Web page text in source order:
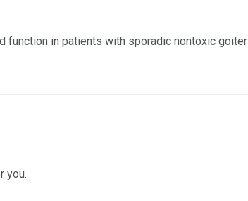
function in patients with sporadic nontoxic goiter
you.